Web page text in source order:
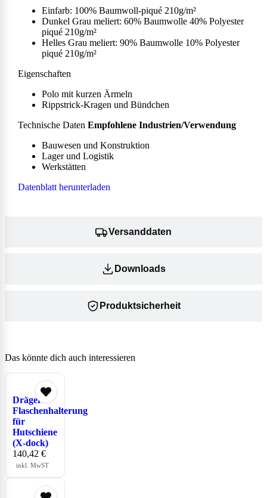
Versanddaten
Downloads
Produktsicherheit
Einfarb: 100% Baumwoll-piqué 210g/m²
Dunkel Grau meliert: 60% Baumwolle 40% Polyester
piqué 210g/m²
Helles Grau meliert: 90% Baumwolle 10% Polyester
piqué 210g/m²
Eigenschaften
Polo mit kurzen Ärmeln
Rippstrick-Kragen und Bündchen
Technische Daten Empfohlene Industrien/Verwendung
Bauwesen und Konstruktion
Lager und Logistik
Werkstätten
Datenblatt herunterladen
Das könnte dich auch interessieren
Dräger
Flaschenhalterung
für
Hutschiene
(X-dock)
140,42 €
inkl. MwST